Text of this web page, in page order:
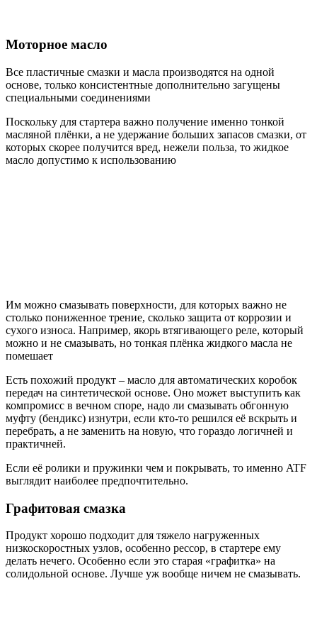
Моторное масло
Все пластичные смазки и масла производятся на одной
основе, только консистентные дополнительно загущены
специальными соединениями
Поскольку для стартера важно получение именно тонкой
масляной плёнки, а не удержание больших запасов смазки, от
которых скорее получится вред, нежели польза, то жидкое
масло допустимо к использованию
Им можно смазывать поверхности, для которых важно не
столько пониженное трение, сколько защита от коррозии и
сухого износа. Например, якорь втягивающего реле, который
можно и не смазывать, но тонкая плёнка жидкого масла не
помешает
Есть похожий продукт – масло для автоматических коробок
передач на синтетической основе. Оно может выступить как
компромисс в вечном споре, надо ли смазывать обгонную
муфту (бендикс) изнутри, если кто-то решился её вскрыть и
перебрать, а не заменить на новую, что гораздо логичней и
практичней.
Если её ролики и пружинки чем и покрывать, то именно ATF
выглядит наиболее предпочтительно.
Графитовая смазка
Продукт хорошо подходит для тяжело нагруженных
низкоскоростных узлов, особенно рессор, в стартере ему
делать нечего. Особенно если это старая «графитка» на
солидольной основе. Лучше уж вообще ничем не смазывать.